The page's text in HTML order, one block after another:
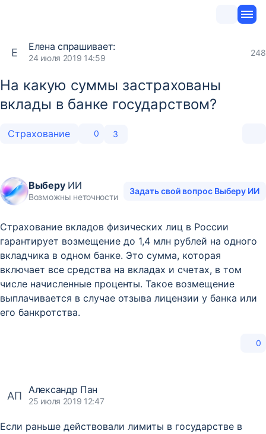
Е Елена спрашивает:
24 июля 2019 14:59
248
На какую суммы застрахованы
вклады в банке государством?
Страхование 0 3
ВыберуИИ
Возможны неточности
Задать свой вопрос Выберу ИИ
Страхование вкладов физических лиц в России
гарантирует возмещение до 1,4 млн рублей на одного
вкладчика в одном банке. Это сумма, которая
включает все средства на вкладах и счетах, в том
числе начисленные проценты. Такое возмещение
выплачивается в случае отзыва лицензии у банка или
его банкротства.
0
АП Александр Пан
25 июля 2019 12:47
Если раньше действовали лимиты в государстве в